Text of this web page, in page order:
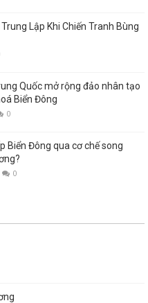
Lập Khi Chiến Tranh Bùng
Quốc mở rộng đảo nhân tạo
Biển Đông
0
Biển Đông qua cơ chế song
0